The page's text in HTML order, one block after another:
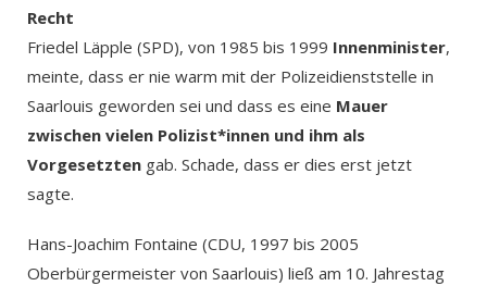
Recht
Friedel Läpple (SPD), von 1985 bis 1999 Innenminister,
meinte, dass er nie warm mit der Polizeidienststelle in
Saarlouis geworden sei und dass es eine Mauer
zwischen vielen Polizist*innen und ihm als
Vorgesetzten gab. Schade, dass er dies erst jetzt
sagte.
Hans-Joachim Fontaine (CDU, 1997 bis 2005
Oberbürgermeister von Saarlouis) ließ am 10. Jahrestag